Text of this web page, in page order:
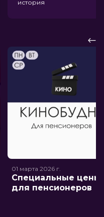
история
01 марта 2026 г.
Специальные цены
для пенсионеров